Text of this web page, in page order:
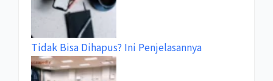
Tidak Bisa Dihapus? Ini Penjelasannya